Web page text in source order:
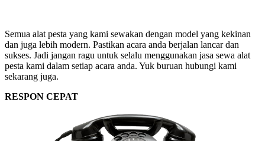
Semua alat pesta yang kami sewakan dengan model yang kekinan
dan juga lebih modern. Pastikan acara anda berjalan lancar dan
sukses. Jadi jangan ragu untuk selalu menggunakan jasa sewa alat
pesta kami dalam setiap acara anda. Yuk buruan hubungi kami
sekarang juga.
RESPON CEPAT